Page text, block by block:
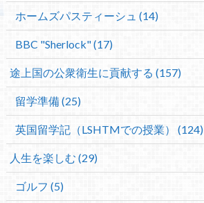
ホームズパスティーシュ (14)
BBC "Sherlock" (17)
途上国の公衆衛生に貢献する (157)
留学準備 (25)
英国留学記（LSHTMでの授業） (124)
人生を楽しむ (29)
ゴルフ (5)